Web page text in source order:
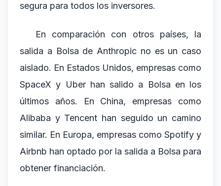
segura para todos los inversores.
En comparación con otros países, la
salida a Bolsa de Anthropic no es un caso
aislado. En Estados Unidos, empresas como
SpaceX y Uber han salido a Bolsa en los
últimos años. En China, empresas como
Alibaba y Tencent han seguido un camino
similar. En Europa, empresas como Spotify y
Airbnb han optado por la salida a Bolsa para
obtener financiación.